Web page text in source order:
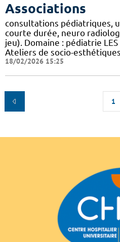
Associations
consultations pédiatriques,
courte durée, neuro
jeu). Domaine : pédiatrie LES
Ateliers de socio-
18/02/2026 15:25
1